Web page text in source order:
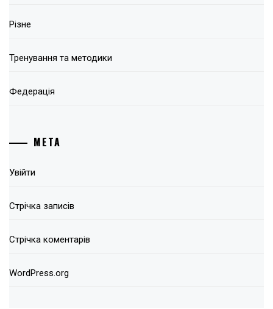
Різне
Тренування та методики
Федерація
МЕТА
Увійти
Стрічка записів
Стрічка коментарів
WordPress.org